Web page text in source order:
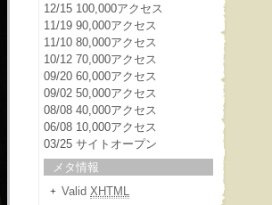
12/15 100,000アクセス
11/19 90,000アクセス
11/10 80,000アクセス
10/12 70,000アクセス
09/20 60,000アクセス
09/02 50,000アクセス
08/08 40,000アクセス
06/08 10,000アクセス
03/25 サイトオープン
メタ情報
Valid XHTML